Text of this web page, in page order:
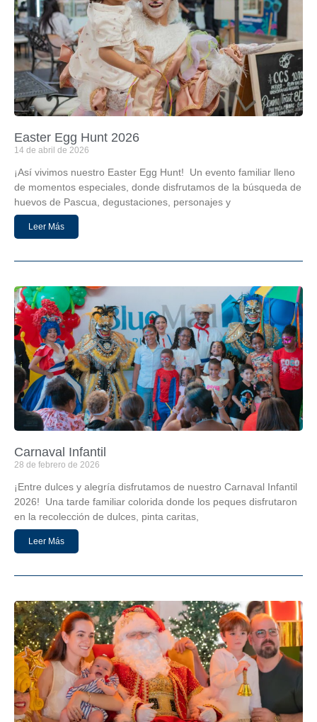
Easter Egg Hunt 2026
14 de abril de 2026
¡Así vivimos nuestro Easter Egg Hunt! Un evento familiar lleno
de momentos especiales, donde disfrutamos de la búsqueda de
huevos de Pascua, degustaciones, personajes y
Leer Más
Carnaval Infantil
28 de febrero de 2026
¡Entre dulces y alegría disfrutamos de nuestro Carnaval Infantil
2026! Una tarde familiar colorida donde los peques disfrutaron
en la recolección de dulces, pinta caritas,
Leer Más